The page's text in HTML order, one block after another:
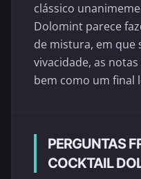
clássico
Dolomint parece
de mistura, em que
vivacidade, as
bem como um final
PERGUNTAS
COCKTAIL